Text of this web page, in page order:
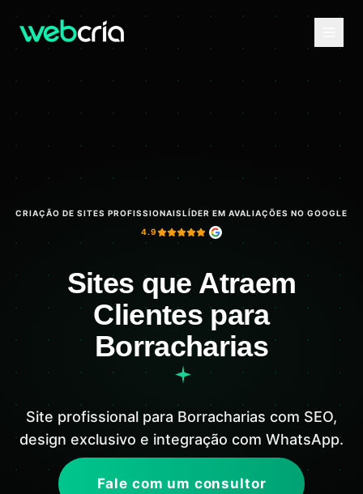
CRIAÇÃO DE SITES PROFISSIONAISLÍDER EM AVALIAÇÕES NO GOOGLE
4.9
Sites que Atraem
Clientes para
Borracharias
Site profissional para Borracharias com SEO,
design exclusivo e integração com WhatsApp.
Fale com um consultor